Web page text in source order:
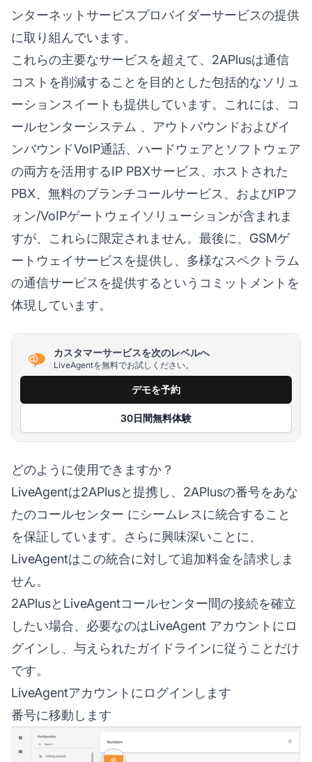
ンターネットサービスプロバイダーサービスの提供
に取り組んでいます。
これらの主要なサービスを超えて、2APlusは通信
コストを削減することを目的とした包括的なソリュ
ーションスイートも提供しています。これには、 コ
ールセンターシステム 、アウトバウンドおよびイ
ンバウンドVoIP通話、ハードウェアとソフトウェア
の両方を活用するIP PBXサービス、ホストされた
PBX、無料のブランチコールサービス、およびIPフ
ォン/VoIPゲートウェイソリューションが含まれま
すが、これらに限定されません。最後に、GSMゲ
ートウェイサービスを提供し、多様なスペクトラム
の通信サービスを提供するというコミットメントを
体現しています。
カスタマーサービスを次のレベルへ
LiveAgentを無料でお試しください。
デモを予約
30日間無料体験
どのように使用できますか？
LiveAgentは2APlusと提携し、2APlusの番号をあな
たのコールセンター にシームレスに統合すること
を保証しています。さらに興味深いことに、
LiveAgentはこの統合に対して追加料金を請求しま
せん。
2APlusとLiveAgentコールセンター間の接続を確立
したい場合、必要なのはLiveAgent アカウントにロ
グインし、与えられたガイドラインに従うことだけ
です。
LiveAgentアカウントにログインします
番号に移動します